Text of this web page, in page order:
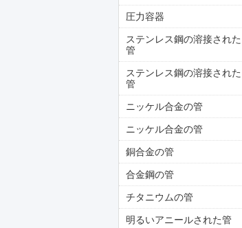
圧力容器
ステンレス鋼の溶接された
管
ステンレス鋼の溶接された
管
ニッケル合金の管
ニッケル合金の管
銅合金の管
合金鋼の管
チタニウムの管
明るいアニールされた管